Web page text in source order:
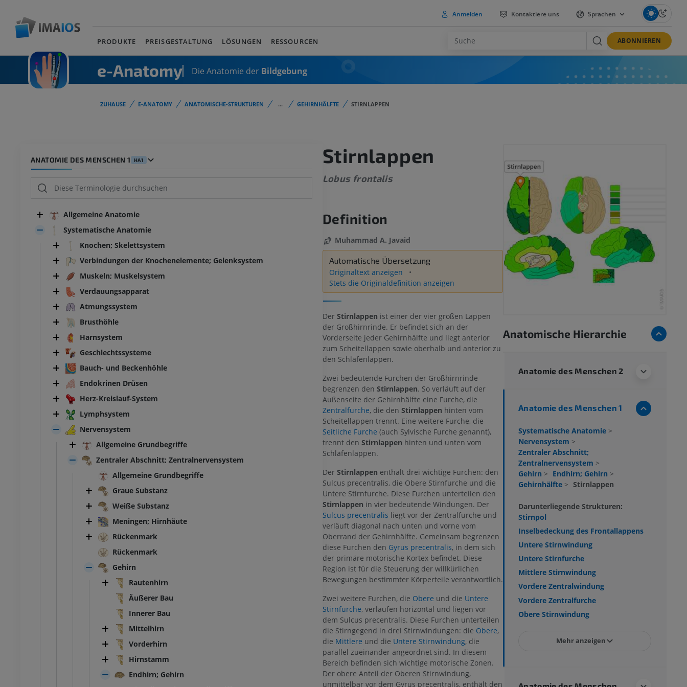
Anmelden Kontaktiere uns Sprachen
PRODUKTE PREISGESTALTUNG LÖSUNGEN RESSOURCEN ABONNIEREN
e-Anatomy Die Anatomie der Bildgebung
ZUHAUSE E-ANATOMY ANATOMISCHE-STRUKTUREN ... GEHIRNHÄLFTE STIRNLAPPEN
ANATOMIE DES MENSCHEN 1 HA1
Allgemeine Anatomie
Systematische Anatomie
Knochen; Skelettsystem
Verbindungen der Knochenelemente; Gelenksystem
Muskeln; Muskelsystem
Verdauungsapparat
Atmungssystem
Brusthöhle
Harnsystem
Geschlechtssysteme
Bauch- und Beckenhöhle
Endokrinen Drüsen
Herz-Kreislauf-System
Lymphsystem
Nervensystem
Allgemeine Grundbegriffe
Zentraler Abschnitt; Zentralnervensystem
Allgemeine Grundbegriffe
Graue Substanz
Weiße Substanz
Meningen; Hirnhäute
Rückenmark
Rückenmark
Gehirn
Rautenhirn
Äußerer Bau
Innerer Bau
Mittelhirn
Vorderhirn
Hirnstamm
Endhirn; Gehirn
Stirnlappen
Lobus frontalis
Definition
Muhammad A. Javaid
Automatische Übersetzung
Originaltext anzeigen
Stets die Originaldefinition anzeigen
Der Stirnlappen ist einer der vier großen Lappen
der Großhirnrinde. Er befindet sich an der
Vorderseite jeder Gehirnhälfte und liegt anterior
zum Scheitellappen sowie oberhalb und anterior zu
den Schläfenlappen.
Zwei bedeutende Furchen der Großhirnrinde
begrenzen den Stirnlappen. So verläuft auf der
Außenseite der Gehirnhälfte eine Furche, die
Zentralfurche, die den Stirnlappen hinten vom
Scheitellappen trennt. Eine weitere Furche, die
Seitliche Furche (auch Sylvische Furche genannt),
trennt den Stirnlappen hinten und unten vom
Schläfenlappen.
Der Stirnlappen enthält drei wichtige Furchen: den
Sulcus precentralis, die Obere Stirnfurche und die
Untere Stirnfurche. Diese Furchen unterteilen den
Stirnlappen in vier bedeutende Windungen. Der
Sulcus precentralis liegt vor der Zentralfurche und
verläuft diagonal nach unten und vorne vom
Oberrand der Gehirnhälfte. Gemeinsam begrenzen
diese Furchen den Gyrus precentralis, in dem sich
der primäre motorische Kortex befindet. Diese
Region ist für die Steuerung der willkürlichen
Bewegungen bestimmter Körperteile verantwortlich.
Zwei weitere Furchen, die Obere und die Untere
Stirnfurche, verlaufen horizontal und liegen vor
dem Sulcus precentralis. Diese Furchen unterteilen
die Stirngegend in drei Stirnwindungen: die Obere,
die Mittlere und die Untere Stirnwindung, die
parallel zueinander angeordnet sind. In diesem
Bereich befinden sich wichtige motorische Zonen.
Der obere Anteil der Oberen Stirnwindung,
unmittelbar vor dem Gyrus precentralis, enthält den
Anatomische Hierarchie
Anatomie des Menschen 2
Anatomie des Menschen 1
Systematische Anatomie >
Nervensystem >
Zentraler Abschnitt;
Zentralnervensystem >
Gehirn > Endhirn; Gehirn >
Gehirnhälfte > Stirnlappen
Darunterliegende Strukturen:
Stirnpol
Inselbedeckung des Frontallappens
Untere Stirnwindung
Untere Stirnfurche
Mittlere Stirnwindung
Vordere Zentralwindung
Vordere Zentralfurche
Obere Stirnwindung
Mehr anzeigen